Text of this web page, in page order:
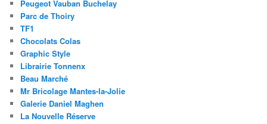
Peugeot Vauban Buchelay
Parc de Thoiry
TF1
Chocolats Colas
Graphic Style
Librairie Tonnenx
Beau Marché
Mr Bricolage Mantes-la-Jolie
Galerie Daniel Maghen
La Nouvelle Réserve